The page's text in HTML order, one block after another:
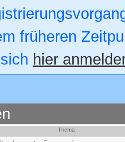
früheren
hier
Thema